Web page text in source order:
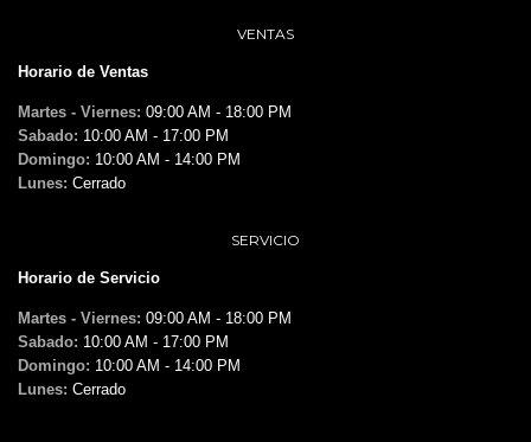
VENTAS
Horario de Ventas
Martes - Viernes: 09:00 AM - 18:00 PM
Sabado: 10:00 AM - 17:00 PM
Domingo: 10:00 AM - 14:00 PM
Lunes: Cerrado
SERVICIO
Horario de Servicio
Martes - Viernes: 09:00 AM - 18:00 PM
Sabado: 10:00 AM - 17:00 PM
Domingo: 10:00 AM - 14:00 PM
Lunes: Cerrado